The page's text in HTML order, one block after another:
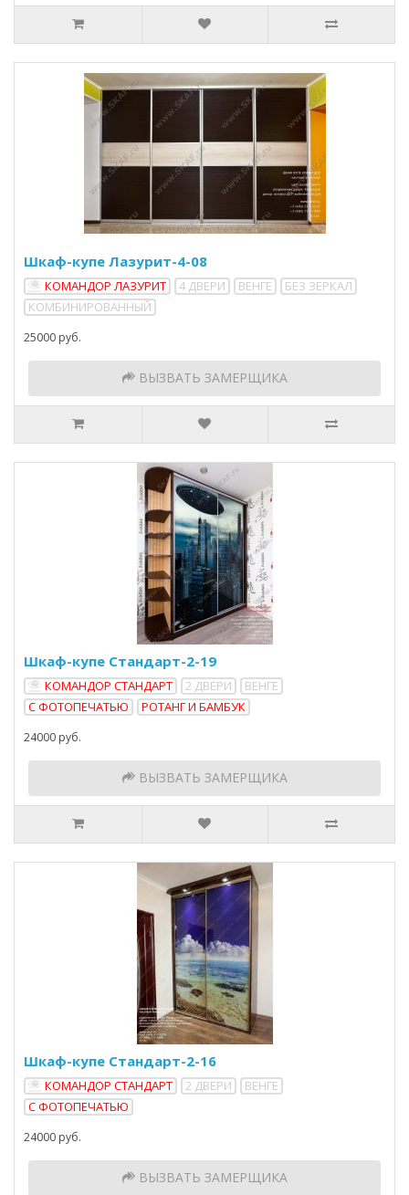
Шкаф-купе Лазурит-4-08
КОМАНДОР ЛАЗУРИТ 4 ДВЕРИ ВЕНГЕ
БЕЗ ЗЕРКАЛ
КОМБИНИРОВАННЫЙ
25000 руб.
ВЫЗВАТЬ ЗАМЕРЩИКА
Шкаф-купе Стандарт-2-19
КОМАНДОР СТАНДАРТ 2 ДВЕРИ
ВЕНГЕ
С ФОТОПЕЧАТЬЮ
РОТАНГ И БАМБУК
24000 руб.
ВЫЗВАТЬ ЗАМЕРЩИКА
Шкаф-купе Стандарт-2-16
КОМАНДОР СТАНДАРТ 2 ДВЕРИ
ВЕНГЕ
С ФОТОПЕЧАТЬЮ
24000 руб.
ВЫЗВАТЬ ЗАМЕРЩИКА